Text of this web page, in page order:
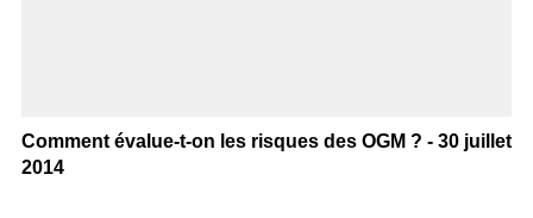
Comment évalue-t-on les risques des OGM ? - 30 juillet
2014